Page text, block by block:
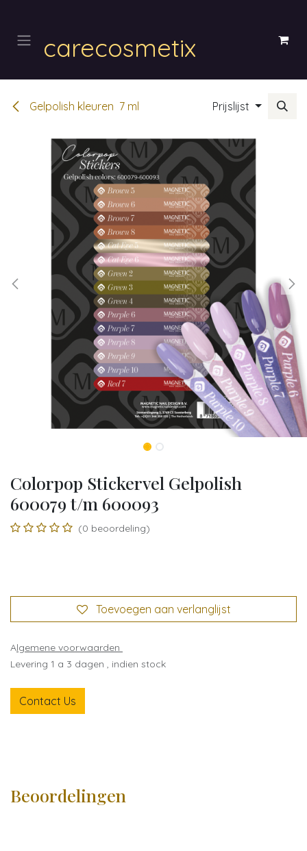
carecosmetix
Gelpolish kleuren 7 ml Prijslijst
Colorpop Stickervel Gelpolish
600079 t/m 600093
(0 beoordeling)
Toevoegen aan verlanglijst
Algemene voorwaarden
Levering 1 a 3 dagen , indien stock
Contact Us
Beoordelingen